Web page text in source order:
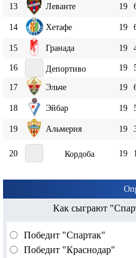
13 Леванте 19
14 Хетафе 19
15 Гранада 19
16
Депортиво 19
17
Эльче 19
18 Эйбар 19
19 Альмерия 19
20 Кордоба 19 1
Как сыграют
Победит "Спартак"
Победит "Краснодар"